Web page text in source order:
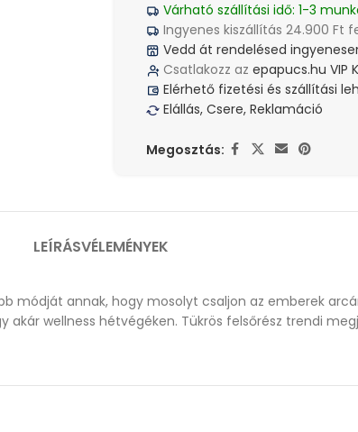
Várható szállítási idő: 1-3
Ingyenes kiszállítás 24.900 Ft
Vedd át rendelésed
Csatlakozz az epapucs.hu VIP
Elérhető fizetési és szállítási
Elállás, Csere, Reklamáció
Megosztás:
LEÍRÁSVÉLEMÉNYEK
módját annak, hogy mosolyt csaljon az emberek
wellness hétvégéken. Tükrös felsőrész trendi